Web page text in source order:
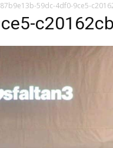
87b9e13b-59dc-4df0-9ce5-